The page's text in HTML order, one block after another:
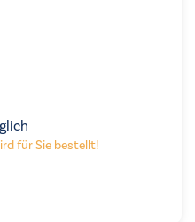
für Sie bestellt!